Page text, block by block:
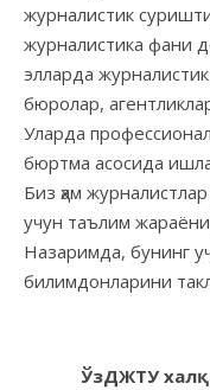
журналистик
журналистика фани
элларда
бюролар,
Уларда
бюртма асосида
Биз ҳам
учун таълим
Назаримда, бунинг
билимдонларини
ЎзДЖТУ